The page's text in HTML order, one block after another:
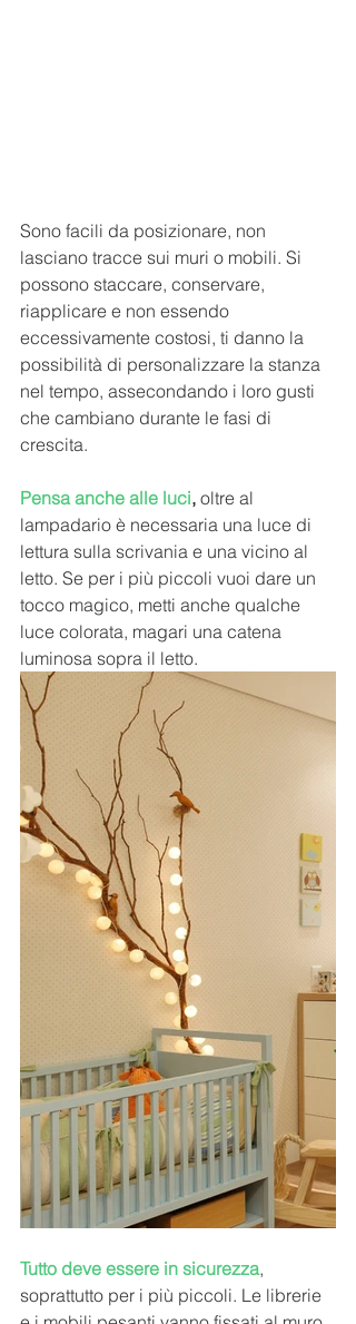
Sono facili da posizionare, non
lasciano tracce sui muri o mobili. Si
possono staccare, conservare,
riapplicare e non essendo
eccessivamente costosi, ti danno la
possibilità di personalizzare la stanza
nel tempo, assecondando i loro gusti
che cambiano durante le fasi di
crescita.
Pensa anche alle luci, oltre al
lampadario è necessaria una luce di
lettura sulla scrivania e una vicino al
letto. Se per i più piccoli vuoi dare un
tocco magico, metti anche qualche
luce colorata, magari una catena
luminosa sopra il letto.
Tutto deve essere in sicurezza,
soprattutto per i più piccoli. Le librerie